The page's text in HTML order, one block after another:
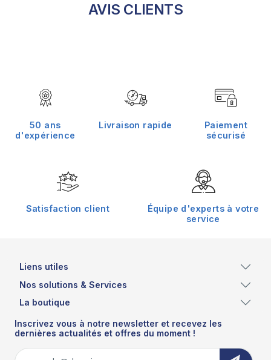
AVIS CLIENTS
50 ans
d'expérience
Livraison rapide
Paiement
sécurisé
Satisfaction client
Équipe d'experts à votre
service
Liens utiles
Nos solutions & Services
La boutique
Inscrivez vous à notre newsletter et recevez les
dernières actualités et offres du moment !